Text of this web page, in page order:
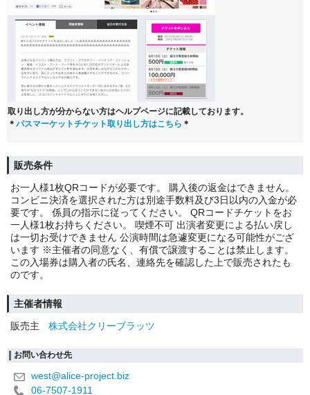
取り出し方が分からない方はヘルプページに記載しております。
＊ パスマーケットチケット取り出し方はこちら ＊
販売条件
お一人様1枚QRコードが必要です。 購入後の返金はできません。
コンビニ決済を選択された方は別途手数料及び3日以内の入金が必
要です。 係員の指示に従ってください。 QRコードチケットをお
一人様1枚お持ちください。 喫煙不可 出演者変更による払い戻し
は一切お受けできません 公演時間は急遽変更になる可能性がござ
います ※主催者の同意なく、有償で譲渡することは禁止します。
この入場券は購入者の氏名、連絡先を確認した上で販売されたも
のです。
主催者情報
販売主
株式会社クリーブラッツ
お問い合わせ先
west@alice-project.biz
06-7507-1911